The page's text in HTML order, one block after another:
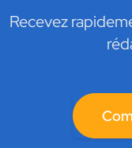
Recevez